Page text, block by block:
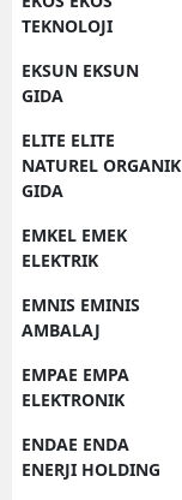
TEKNOLOJI
EKSUN EKSUN
GIDA
ELITE ELITE
NATUREL ORGANIK
GIDA
EMKEL EMEK
ELEKTRIK
EMNIS EMINIS
AMBALAJ
EMPAE EMPA
ELEKTRONIK
ENDAE ENDA
ENERJI HOLDING